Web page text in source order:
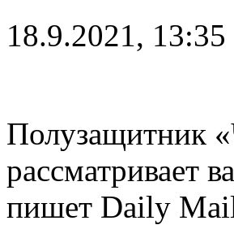
18.9.2021, 13:35
Полузащитник
рассматривает
пишет Daily